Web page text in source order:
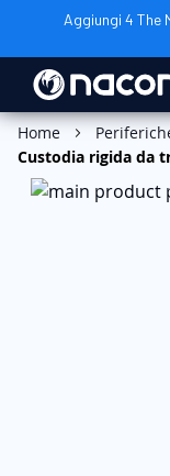
Aggiungi 4 The
Home
Custodia rigida da
Vai